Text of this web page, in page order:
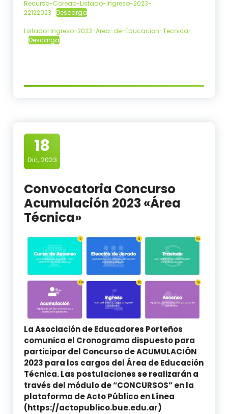
Recurso-Coreap-Listado-Ingreso-2023-
22122023 Descarga
Listado-Ingreso-2023-Area-de-Educacion-Tecnica-
Descarga
18
Dic, 2023
Convocatoria Concurso
Acumulación 2023 «Área
Técnica»
La Asociación de Educadores Porteños
comunica el Cronograma dispuesto para
participar del Concurso de ACUMULACIÓN
2023 para los cargos del Área de Educación
Técnica. Las postulaciones se realizarán a
través del módulo de “CONCURSOS” en la
plataforma de Acto Público en Línea
(https://actopublico.bue.edu.ar)